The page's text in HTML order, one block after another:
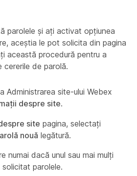
parolele și ați activat opțiunea
aceștia le pot solicita din pagina
această procedură pentru a
cererile de parolă.
Administrarea site-ului Webex
despre site.
site pagina, selectați
nouă legătură.
numai dacă unul sau mai mulți
parolele.